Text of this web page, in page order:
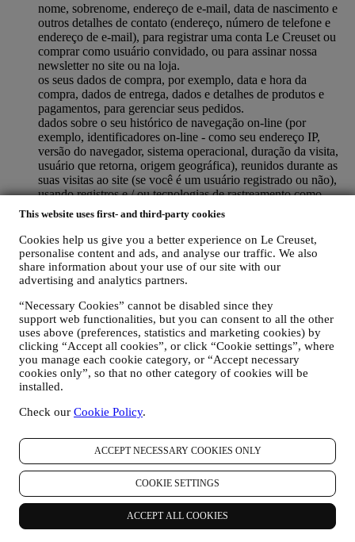
This website uses first- and third-party cookies
Cookies help us give you a better experience on Le Creuset,
personalise content and ads, and analyse our traffic. We also
share information about your use of our site with our
advertising and analytics partners.
“Necessary Cookies” cannot be disabled since they
support web functionalities, but you can consent to all the other
uses above (preferences, statistics and marketing cookies) by
clicking “Accept all cookies”, or click “Cookie settings”, where
you manage each cookie category, or “Accept necessary
cookies only”, so that no other category of cookies will be
installed.
Check our Cookie Policy.
ACCEPT NECESSARY COOKIES ONLY
COOKIE SETTINGS
ACCEPT ALL COOKIES
nome, sobrenome, endereço de e-mail, data de nascimento e
outros detalhes de contato (endereço, número de telefone e
endereço de e-mail), para registrar uma conta Le Creuset ou
comprar como usuário convidado, ou para assinar nossa
newsletter no site ou na loja.
os seus dados de compra, por exemplo, data e hora da
compra, dados de entrega, dados e detalhes de produtos e
pagamentos, para gerenciar seus pedidos.
dados sobre o seu histórico de navegação on-line (por
exemplo, identificadores on-line - como seu endereço IP,
versão do navegador, sistema operacional, duração da visita,
usuário que retorna, origem geográfica), reunidos durante as
suas visitas ao site (se você é um usuário registrado ou não),
usando registros e / ou tecnologias de rastreamento como
“cookies” e tecnologias semelhantes (incluindo pixels de
rastreamento em e-mail), para melhorar nossos serviços e
anúncios ou para nossa análise estatística - na maioria dos
casos, nós não conseguiremos identificá-lo com essas
informações técnicas. Para obter informações sobre coleta de
dados através de cookies, consulte nossa Política de Cookies
seus comentários, solicitações, reclamações, perguntas ou
interações connosco (por exemplo, suas mensagens, chats,
posts em redes sociais, e-mails ou telefonemas).
Os dados pessoais reunidos quando utiliza o site ou fornece
informações de identificação pessoal são protegidos e tem direitos de
privacidade explicados no parágrafo 8) abaixo.
2. QUEM ESTÁ REUNINDO AS SUAS INFORMAÇÕES?
oferecidos pelo site é a Le Creuset Portugal, Unipessoal LDA, com
sede no Centro Empresarial Torres de Lisboa, Rua Tomás da
Fonseca, Torre A, 13º Piso, C - D, 1600-209 Lisboa.
Se concordar em receber nossas comunicações comerciais, você
passará a fazer parte do banco de dados de consumidores do grupo
Le Creuset, que é administrado, como corresponsáveis do
tratamento de dados, pela Le Creuset Portugal e pelo Le Creuset